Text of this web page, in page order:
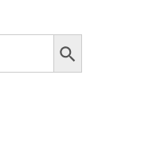
Search Button